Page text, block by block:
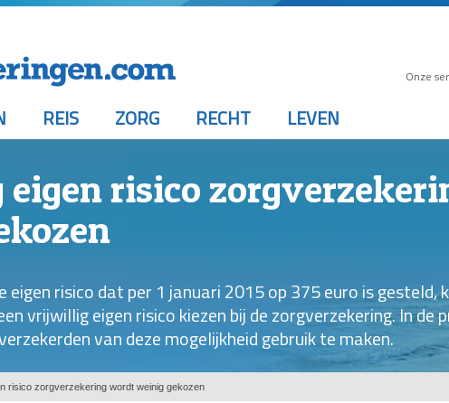
Onze
REIS ZORG RECHT LEVEN
risico
risico dat per 1 januari 2015 op 375 euro is gesteld,
vrijwillig eigen risico kiezen bij de zorgverzekering. In de
van deze mogelijkheid gebruik te maken.
risico zorgverzekering wordt weinig gekozen